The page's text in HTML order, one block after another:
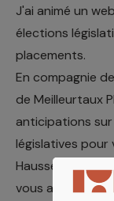
J'ai animé un
élections
placements.
En compagnie
de Meilleurtaux
anticipations
législatives
Hausse des
vous avons